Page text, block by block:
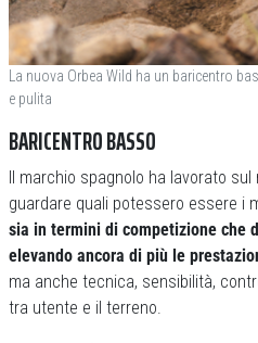
La nuova Orbea Wild ha un baricentro
e pulita
BARICENTRO BASSO
Il marchio spagnolo ha lavorato sul
guardare quali potessero essere i
sia in termini di competizione che
elevando ancora di più le
ma anche tecnica, sensibilità,
tra utente e il terreno.